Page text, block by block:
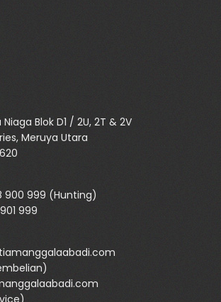
Blok D1 / 2U, 2T & 2V
Meruya Utara
900 999 (Hunting)
999